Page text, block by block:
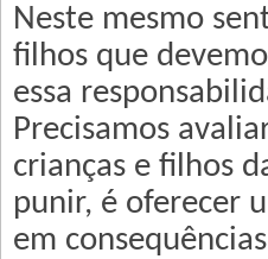
Neste mesmo
filhos que
essa
Precisamos
crianças e filhos
punir, é oferecer
em